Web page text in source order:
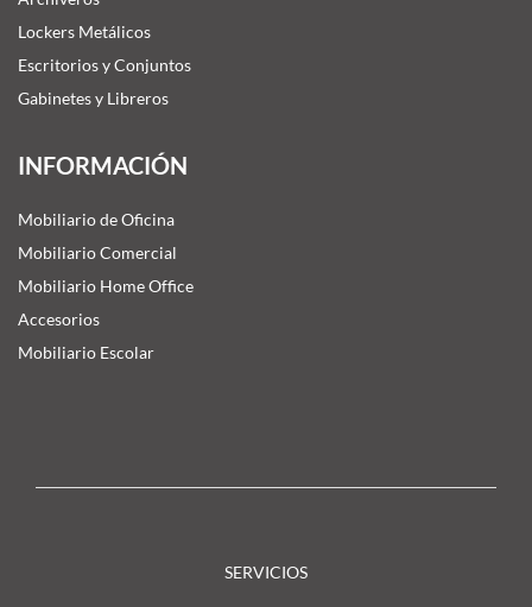
Lockers Metálicos
Escritorios y Conjuntos
Gabinetes y Libreros
INFORMACIÓN
Mobiliario de Oficina
Mobiliario Comercial
Mobiliario Home Office
Accesorios
Mobiliario Escolar
SERVICIOS